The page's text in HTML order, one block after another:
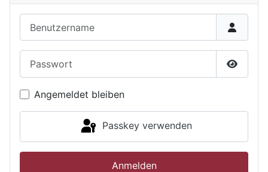
Angemeldet bleiben
Passkey verwenden
Anmelden